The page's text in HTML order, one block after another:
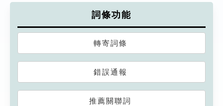
詞條功能
轉寄詞條
錯誤通報
推薦關聯詞